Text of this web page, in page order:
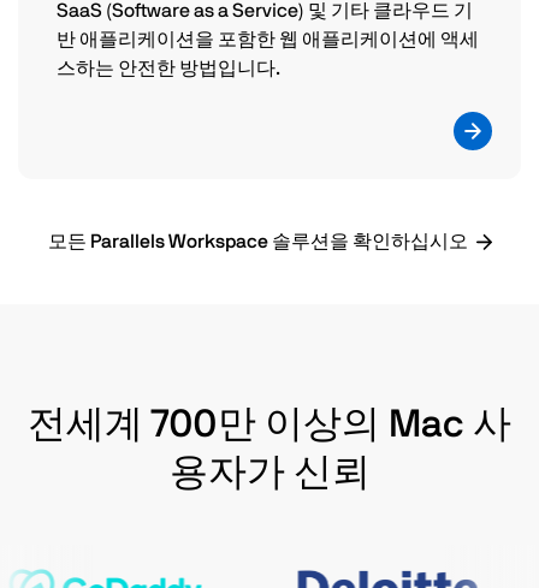
SaaS (Software as a Service) 및 기타 클라우드 기
반 애플리케이션을 포함한 웹 애플리케이션에 액세
스하는 안전한 방법입니다.
모든 Parallels Workspace 솔루션을 확인하십시오
전세계 700만 이상의 Mac 사
용자가 신뢰